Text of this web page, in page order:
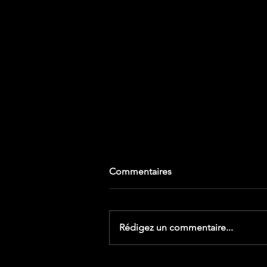
🎩 PRIDE TIME 🎩
Commentaires
Rédigez un commentaire...